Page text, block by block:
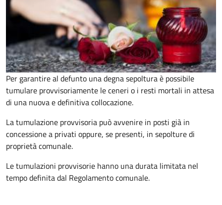
Per garantire al defunto una degna sepoltura è possibile
tumulare provvisoriamente le ceneri o i resti mortali in attesa
di una nuova e definitiva collocazione.
La tumulazione provvisoria può avvenire in posti già in
concessione a privati oppure, se presenti, in sepolture di
proprietà comunale.
Le tumulazioni provvisorie hanno una durata limitata nel
tempo definita dal Regolamento comunale.